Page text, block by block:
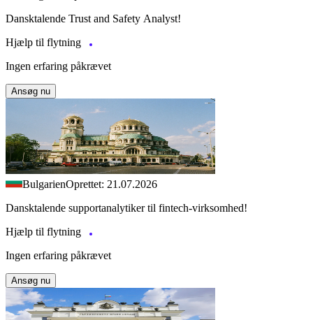
Dansktalende Trust and Safety Analyst!
Hjælp til flytning
Ingen erfaring påkrævet
Ansøg nu
BulgarienOprettet: 21.07.2026
Dansktalende supportanalytiker til fintech-virksomhed!
Hjælp til flytning
Ingen erfaring påkrævet
Ansøg nu